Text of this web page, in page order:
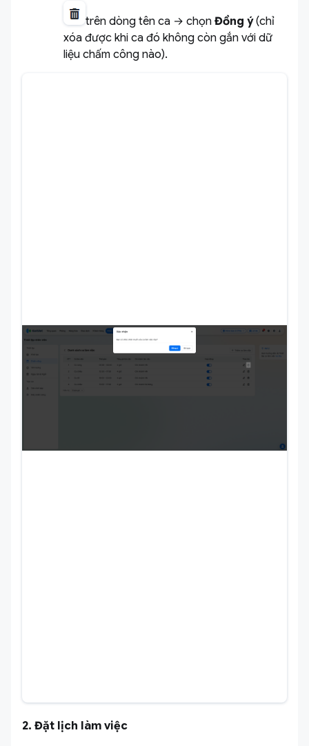
trên dòng tên ca → chọn Đồng ý(chỉ
xóa được khi ca đó không còn gắn với dữ
liệu chấm công nào).
2. Đặt lịch làm việc